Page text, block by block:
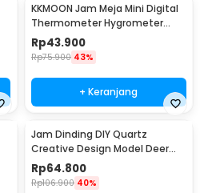
KKMOON Jam Meja Mini Digital
Thermometer Hygrometer
Weather Station - CX220
Rp43.900
Rp75.900 43%
+ Keranjang
Jam Dinding DIY Quartz
Creative Design Model Deer
Head 80cm - Q8073
Rp64.800
Rp106.900 40%